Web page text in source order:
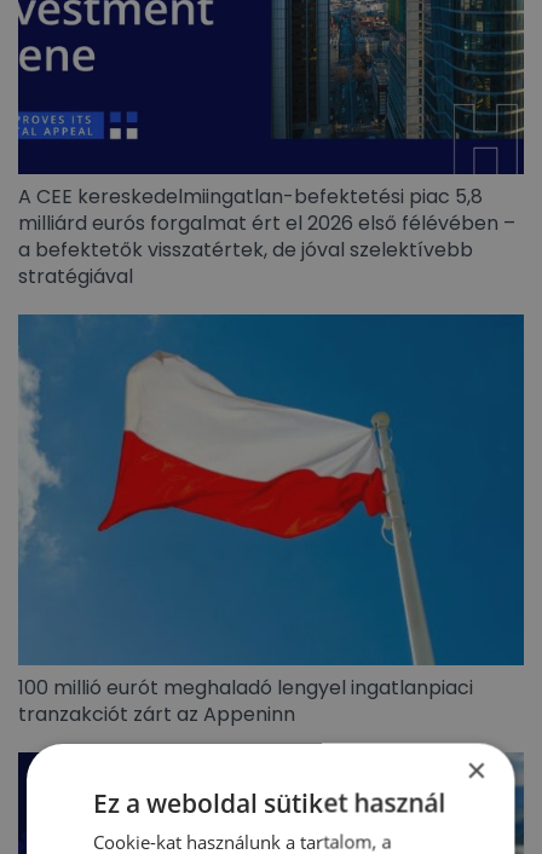
A CEE kereskedelmiingatlan-befektetési piac 5,8
milliárd eurós forgalmat ért el 2026 első félévében –
a befektetők visszatértek, de jóval szelektívebb
stratégiával
100 millió eurót meghaladó lengyel ingatlanpiaci
tranzakciót zárt az Appeninn
×
Ez a weboldal sütiket használ
Cookie-kat használunk a tartalom, a